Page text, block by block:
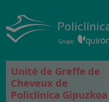
Unité de Greffe de
Cheveux de
Policlínica Gipuzkoa